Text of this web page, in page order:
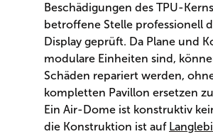
Beschädigungen des TPU-
betroffene Stelle professionell
Display geprüft. Da Plane und
modulare Einheiten sind,
Schäden repariert werden,
kompletten Pavillon ersetzen
Ein Air-Dome ist konstruktiv
die Konstruktion ist auf